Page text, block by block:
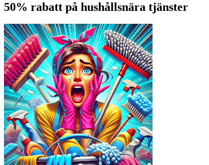
50% rabatt på hushållsnära tjänster